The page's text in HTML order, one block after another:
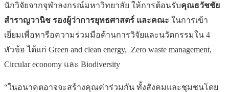
นักวิจัยจากจุฬาลงกรณ์มหาวิทยาลัย ให้การต้อนรับคุณธวัชชัย
สำราญวานิช รองผู้ว่าการยุทธศาสตร์ และคณะ ในการเข้า
เยี่ยมเพื่อหารือความร่วมมือด้านการวิจัยและนวัตกรรมใน 4
หัวข้อ ได้แก่ Green and clean energy, Zero waste management,
Circular economy และ Biodiversity
“ในอนาคตอาจจะสร้างคุณค่าร่วมกัน ทั้งสังคมและชุมชนโดย